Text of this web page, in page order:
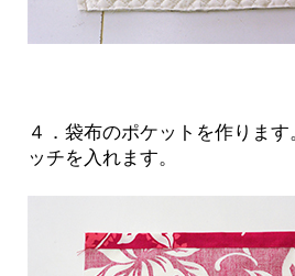
４．袋布のポケットを作りま
ッチを入れます。